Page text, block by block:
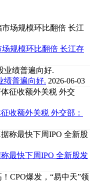
规模环比翻倍 长江存
绩普遍向好. 2026-06-03
收额外关税 外交部：
最快下周IPO 全新股发